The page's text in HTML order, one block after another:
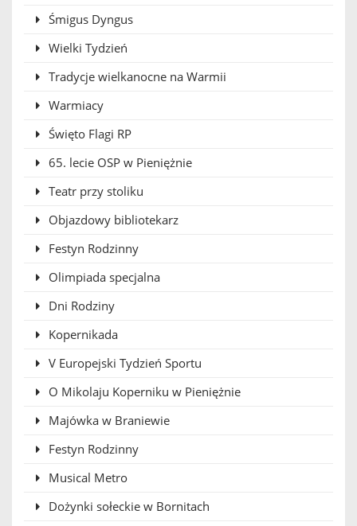
Śmigus Dyngus
Wielki Tydzień
Tradycje wielkanocne na Warmii
Warmiacy
Święto Flagi RP
65. lecie OSP w Pieniężnie
Teatr przy stoliku
Objazdowy bibliotekarz
Festyn Rodzinny
Olimpiada specjalna
Dni Rodziny
Kopernikada
V Europejski Tydzień Sportu
O Mikolaju Koperniku w Pieniężnie
Majówka w Braniewie
Festyn Rodzinny
Musical Metro
Dożynki sołeckie w Bornitach